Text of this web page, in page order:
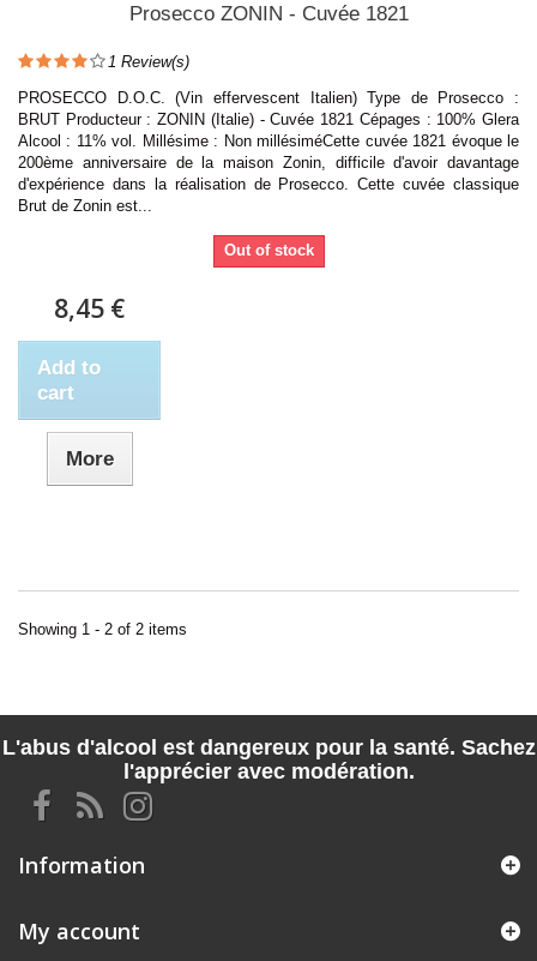
Prosecco ZONIN - Cuvée 1821
1 Review(s)
PROSECCO D.O.C. (Vin effervescent Italien) Type de Prosecco :
BRUT Producteur : ZONIN (Italie) - Cuvée 1821 Cépages : 100% Glera
Alcool : 11% vol. Millésime : Non millésiméCette cuvée 1821 évoque le
200ème anniversaire de la maison Zonin, difficile d'avoir davantage
d'expérience dans la réalisation de Prosecco. Cette cuvée classique
Brut de Zonin est...
Out of stock
8,45 €
Add to
cart
More
Showing 1 - 2 of 2 items
L'abus d'alcool est dangereux pour la santé. Sachez
l'apprécier avec modération.
Information
My account